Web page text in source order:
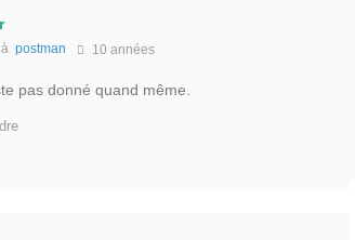
postman 10 années
pas donné quand même.